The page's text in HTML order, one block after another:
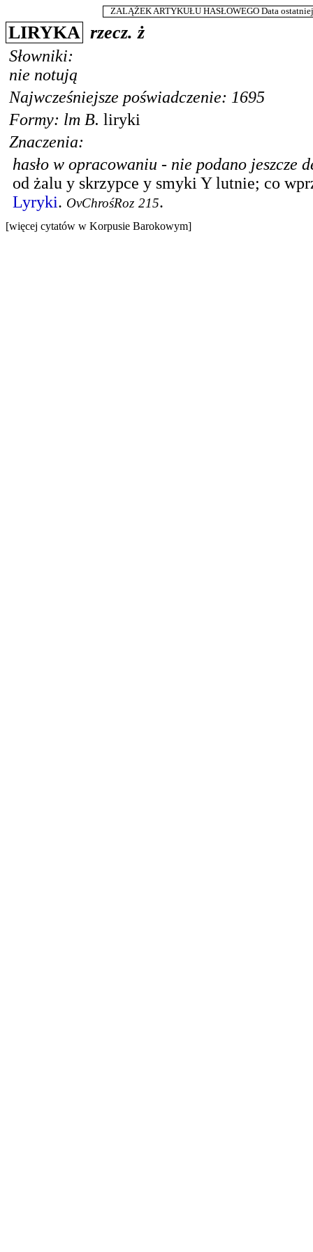
ZALĄŻEK ARTYKUŁU HASŁOWEGO Data
LIRYKA rzecz. ż
Słowniki:
nie notują
Najwcześniejsze poświadczenie: 1695
Formy: lm B. liryki
Znaczenia:
hasło w opracowaniu - nie podano jeszcze
od żalu y skrzypce y smyki Y lutnie; co
Lyryki. OvChrośRoz 215.
[więcej cytatów w Korpusie Barokowym]